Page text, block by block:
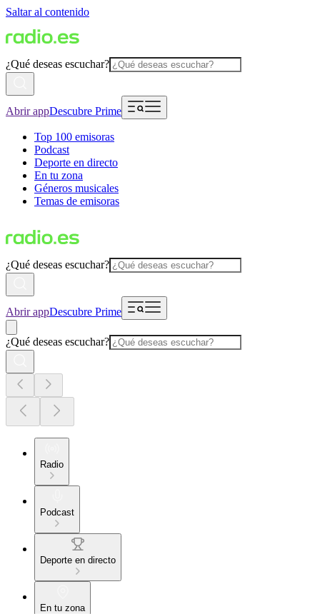
Saltar al contenido
¿Qué deseas escuchar?
Abrir appDescubre Prime
Top 100 emisoras
Podcast
Deporte en directo
En tu zona
Géneros musicales
Temas de emisoras
¿Qué deseas escuchar?
Abrir appDescubre Prime
¿Qué deseas escuchar?
Radio
Podcast
Deporte en directo
En tu zona